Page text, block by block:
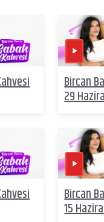
Bircan
29
Bircan
15